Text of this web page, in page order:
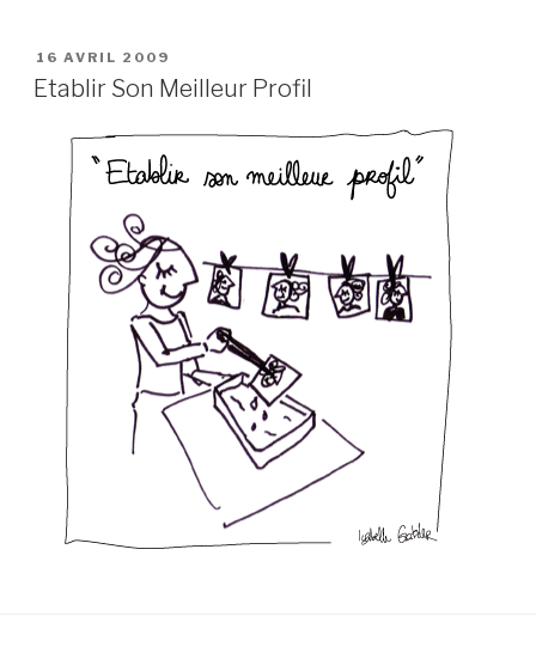
PUBLIÉ
LE
16 AVRIL 2009
Etablir Son Meilleur Profil